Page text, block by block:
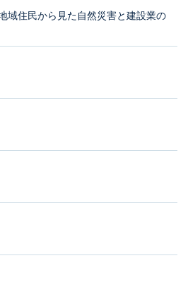
域住民から見た自然災害と建設業の